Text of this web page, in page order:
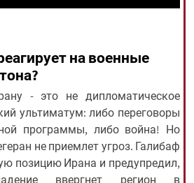
NourNews
на военные
- это не дипломатическое
ультиматум: либо переговоры
программы, либо война! Но
не приемлет угроз. Галибаф
позицию Ирана и предупредил,
ввергнет регион в